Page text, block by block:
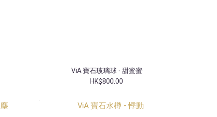
ViA 寶石玻璃球 - 甜蜜蜜
HK$800.00